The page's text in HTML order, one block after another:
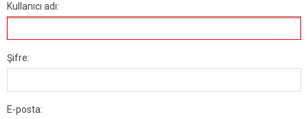
Kullanıcı adı:
Şifre:
E-posta: